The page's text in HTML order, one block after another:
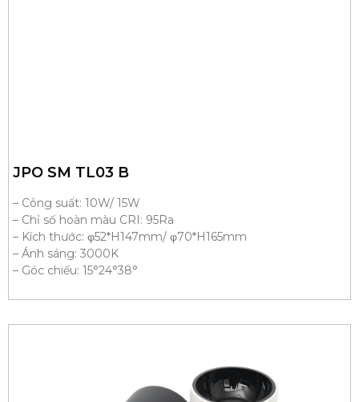
JPO SM TL03 B
– Công suất: 10W/ 15W
– Chỉ số hoàn màu CRI: 95Ra
– Kích thước: φ52*H147mm/ φ70*H165mm
– Ánh sáng: 3000K
– Góc chiếu: 15°24°38°